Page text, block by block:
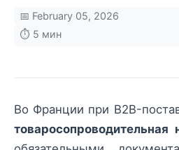
📅 February 05, 2026
⏱️ 5 мин
Во Франции при B2B-
товаросопроводительная